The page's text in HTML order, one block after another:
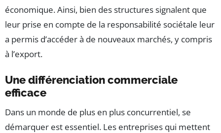
économique. Ainsi, bien des structures signalent que
leur prise en compte de la responsabilité sociétale leur
a permis d’accéder à de nouveaux marchés, y compris
à l’export.
Une différenciation commerciale
efficace
Dans un monde de plus en plus concurrentiel, se
démarquer est essentiel. Les entreprises qui mettent